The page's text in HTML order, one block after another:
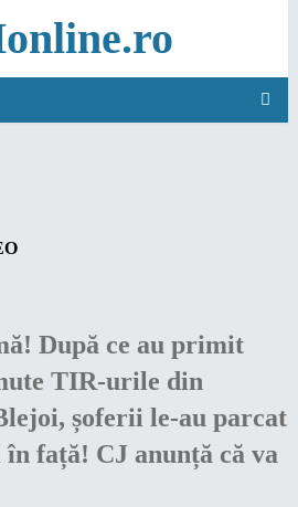
După ce au primit
TIR-urile din
șoferii le-au parcat
față! CJ anunță că va